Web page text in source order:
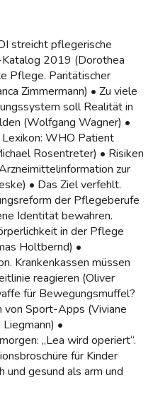
streicht pflegerische
2019 (Dorothea
Pflege. Paritätischer
Zimmermann) • Zu viele
soll Realität in
(Wolfgang Wagner) •
WHO Patient
Rosentreter) • Risiken
zur
• Das Ziel verfehlt.
der Pflegeberufe
Identität bewahren.
in der Pflege
Holtbernd) •
Krankenkassen müssen
reagieren (Oliver
für Bewegungsmuffel?
von Sport-Apps (Viviane
•
„Lea wird operiert“.
für Kinder
und gesund als arm und